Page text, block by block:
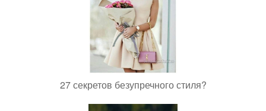
27 секретов безупречного стиля?